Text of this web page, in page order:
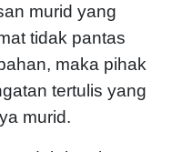
murid yang
tidak pantas
maka pihak
tertulis yang
murid.